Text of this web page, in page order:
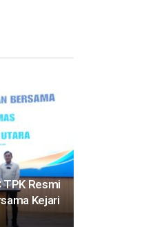
TPK Resmi
Kejari